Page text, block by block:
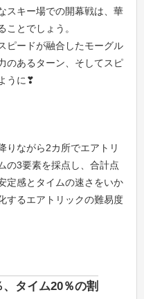
スキー場での開幕戦は、華
ことでしょう。
ピードが融合したモーグル
のあるターン、そしてスピ
うに❣
りながら2カ所でエアトリ
の3要素を採点し、合計点
定感とタイムの速さをいか
するエアトリックの難易度
タイム20％の割